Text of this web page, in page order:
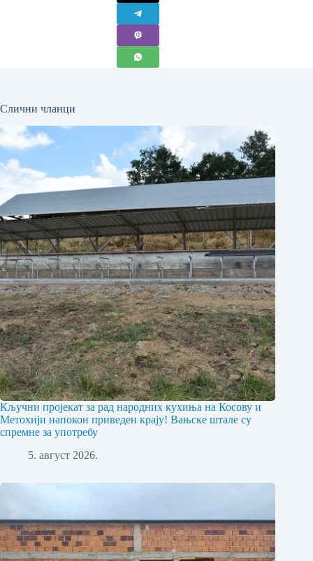
Слични чланци
Кључни пројекат за рад народних кухиња на Косову и
Метохији напокон приведен крају! Вањске штале су
спремне за употребу
5. август 2026.